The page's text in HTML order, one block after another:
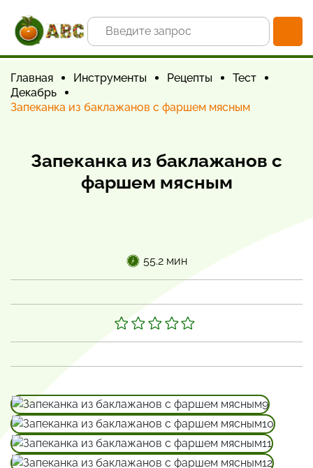
Главная Инструменты Рецепты
Тест
Декабрь
Запеканка из баклажанов с фаршем мясным
Запеканка из баклажанов с
фаршем мясным
55.2 мин